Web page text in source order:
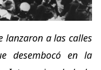
lanzaron a las calles
desembocó en la